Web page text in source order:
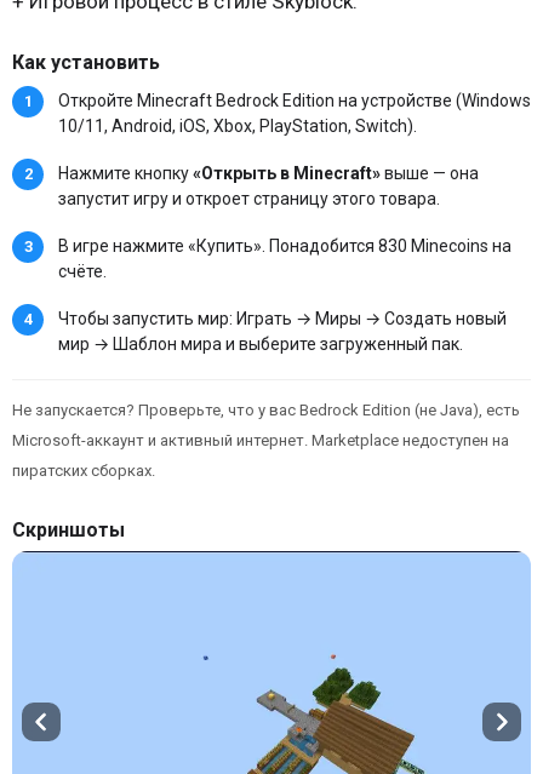
Как установить
Откройте Minecraft Bedrock Edition на устройстве (Windows
10/11, Android, iOS, Xbox, PlayStation, Switch).
Нажмите кнопку«Открыть в Minecraft»выше — она
запустит игру и откроет страницу этого товара.
В игре нажмите «Купить». Понадобится 830 Minecoins на
счёте.
Чтобы запустить мир: Играть → Миры → Создать новый
мир → Шаблон мира и выберите загруженный пак.
Не запускается? Проверьте, что у вас Bedrock Edition (не Java), есть
Microsoft-аккаунт и активный интернет. Marketplace недоступен на
пиратских сборках.
Скриншоты